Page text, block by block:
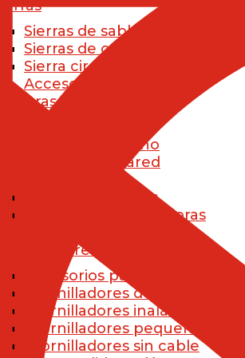
Sierras
Sierras de sable
Sierras de calar
Sierra circular
Accesorios para sierras
Lijadoras
Lijadoras de mano
Lijadoras de pared
Lijadoras orbitales
Accesorios para lijadoras
Atornilladores Eléctricos
Accesorios para
Atornilladores de impacto
Atornilladores inalámbricos
Atornilladores pequeños
Atornilladores sin cable